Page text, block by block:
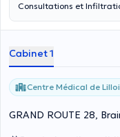
Consultations et
Cabinet 1
Centre Médical de
GRAND ROUTE 28,